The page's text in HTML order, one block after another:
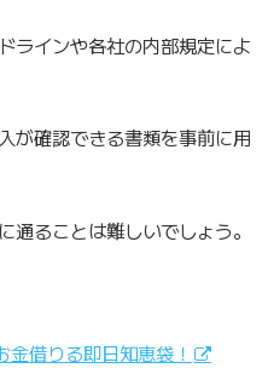
ラインや各社の内部規定によ
が確認できる書類を事前に用
通ることは難しいでしょう。
借りる即日知恵袋！